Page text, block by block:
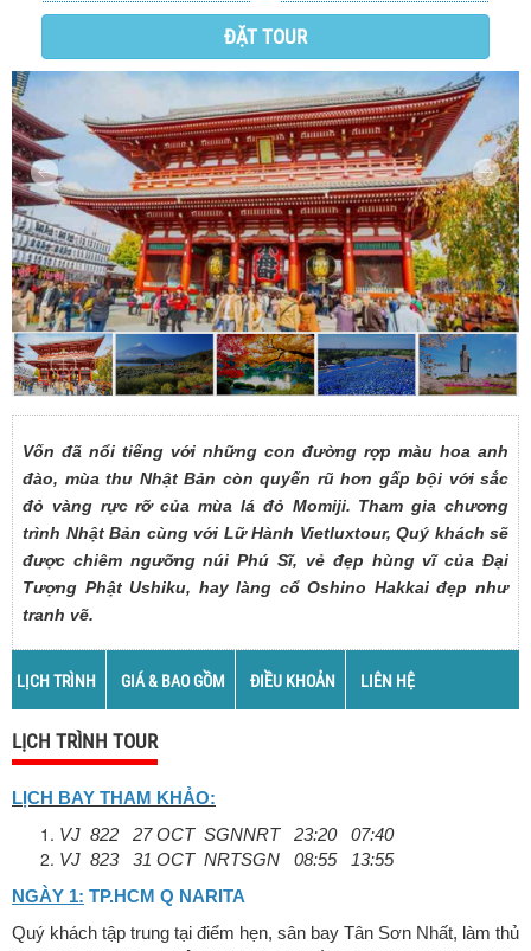
ĐẶT TOUR
Vốn đã nổi tiếng với những con đường rợp màu hoa anh
đào, mùa thu Nhật Bản còn quyến rũ hơn gấp bội với sắc
đỏ vàng rực rỡ của mùa lá đỏ Momiji. Tham gia chương
trình Nhật Bản cùng với Lữ Hành Vietluxtour, Quý khách sẽ
được chiêm ngưỡng núi Phú Sĩ, vẻ đẹp hùng vĩ của Đại
Tượng Phật Ushiku, hay làng cổ Oshino Hakkai đẹp như
tranh vẽ.
LỊCH TRÌNH GIÁ & BAO GỒM ĐIỀU KHOẢN LIÊN HỆ
LỊCH TRÌNH TOUR
LỊCH BAY THAM KHẢO:
VJ 822 27 OCT SGNNRT 23:20 07:40
VJ 823 31 OCT NRTSGN 08:55 13:55
NGÀY 1: TP.HCM Q NARITA
Quý khách tập trung tại điểm hẹn, sân bay Tân Sơn Nhất, làm thủ